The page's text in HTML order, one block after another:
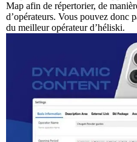
Map afin de répertorier, de
d’opérateurs. Vous pouvez donc
du meilleur opérateur d’héliski.